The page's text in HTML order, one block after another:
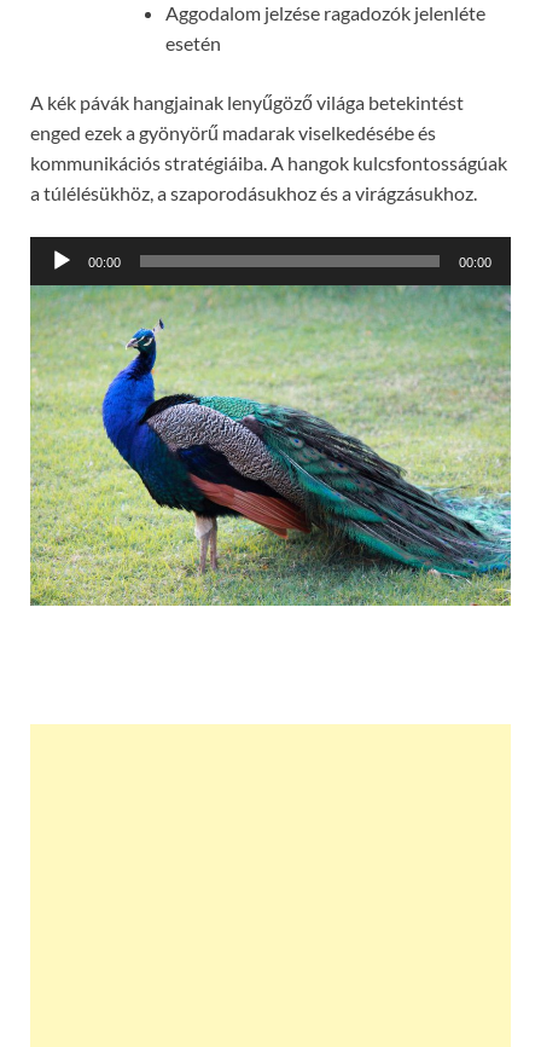
Aggodalom jelzése ragadozók jelenléte
esetén
A kék pávák hangjainak lenyűgöző világa betekintést
enged ezek a gyönyörű madarak viselkedésébe és
kommunikációs stratégiáiba. A hangok kulcsfontosságúak
a túlélésükhöz, a szaporodásukhoz és a virágzásukhoz.
Audió
lejátszó
00:00 00:00